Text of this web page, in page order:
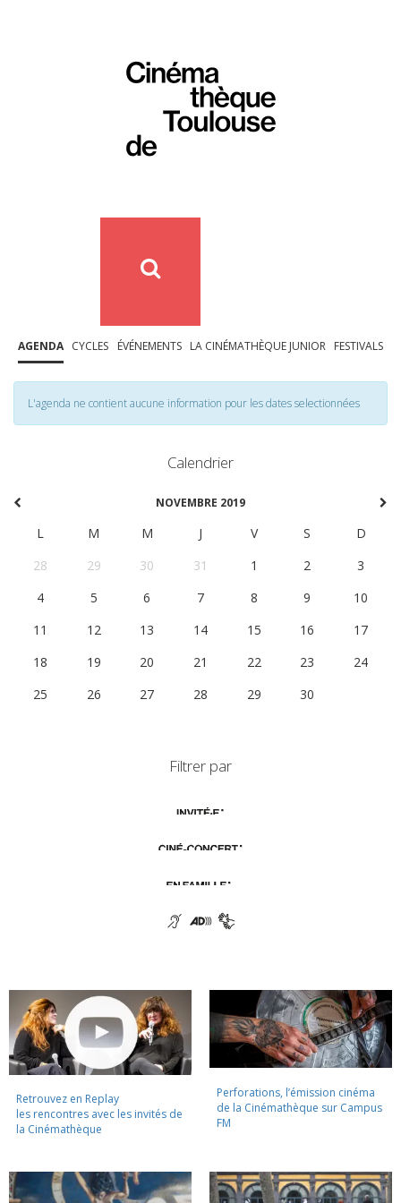
AGENDA CYCLES ÉVÉNEMENTS LA CINÉMATHÈQUE JUNIOR FESTIVALS
L'agenda ne contient aucune information pour les dates selectionnées
Calendrier
NOVEMBRE 2019
L M M J V S
D
28
29 30 31 1 2
3
4
5 6 7 8 9
10
11
12 13 14 15 16
17
18
19 20 21 22 23
24
25
26 27 28 29 30
Filtrer par
Retrouvez en Replay
les rencontres avec les invités de
la Cinémathèque
Perforations, l’émission cinéma
de la Cinémathèque sur Campus
FM